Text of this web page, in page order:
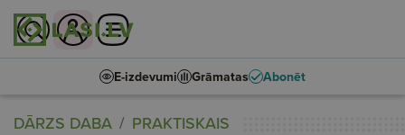
E-izdevumi Grāmatas Abonēt
DĀRZS DABA PRAKTISKAIS